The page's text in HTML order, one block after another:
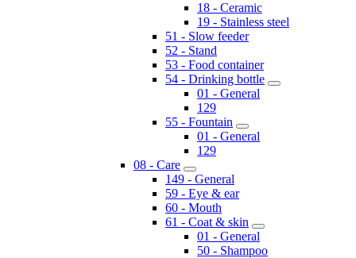
18 - Ceramic
19 - Stainless steel
51 - Slow feeder
52 - Stand
53 - Food container
54 - Drinking bottle
01 - General
129
55 - Fountain
01 - General
129
08 - Care
149 - General
59 - Eye & ear
60 - Mouth
61 - Coat & skin
01 - General
50 - Shampoo